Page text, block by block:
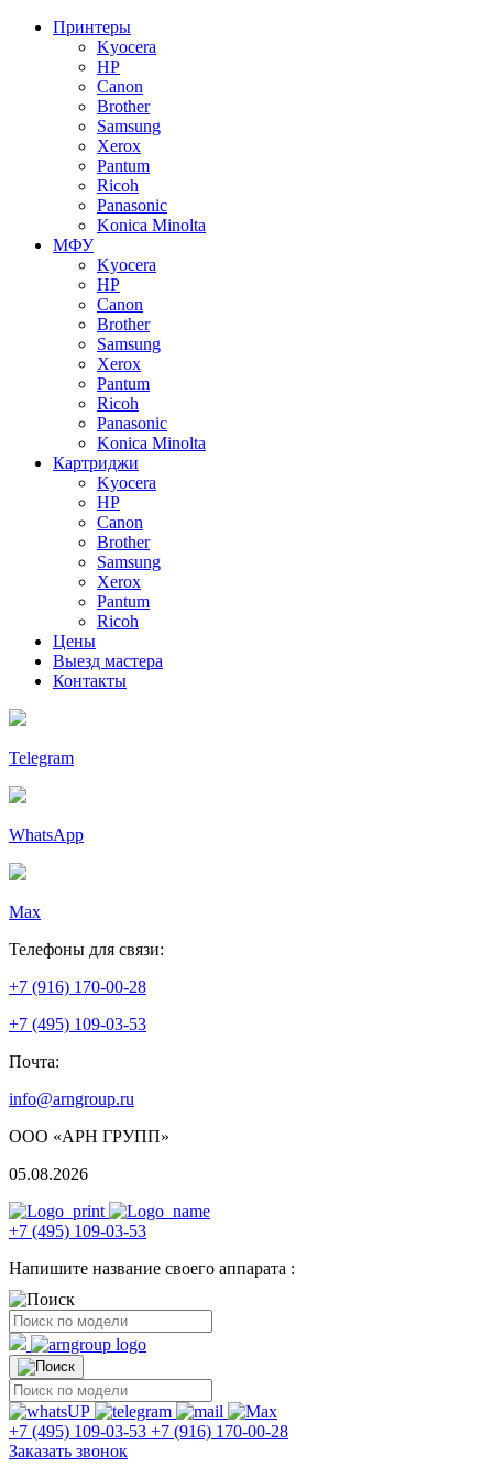
Принтеры
Kyocera
HP
Canon
Brother
Samsung
Xerox
Pantum
Ricoh
Panasonic
Konica Minolta
МФУ
Kyocera
HP
Canon
Brother
Samsung
Xerox
Pantum
Ricoh
Panasonic
Konica Minolta
Картриджи
Kyocera
HP
Canon
Brother
Samsung
Xerox
Pantum
Ricoh
Цены
Выезд мастера
Контакты
Telegram
WhatsApp
Max
Телефоны для связи:
+7 (916) 170-00-28
+7 (495) 109-03-53
Почта:
info@arngroup.ru
ООО «АРН ГРУПП»
05.08.2026
+7 (495) 109-03-53
Напишите название своего аппарата :
+7 (495) 109-03-53 +7 (916) 170-00-28
Заказать звонок